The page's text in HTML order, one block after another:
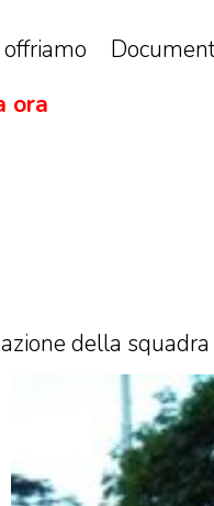
offriamo
ora
della